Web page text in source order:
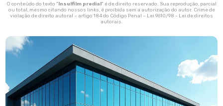
O conteúdo do texto "Insulfilm predial" é de direito reservado. Sua reprodução, parcial
ou total, mesmo citando nossos links, é proibida sem a autorização do autor. Crime de
violação de direito autoral – artigo 184 do Código Penal – Lei 9610/98 - Lei de direitos
autorais.